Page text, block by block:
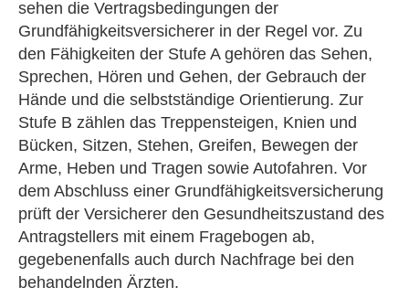
sehen die Vertragsbedingungen der
Grundfähigkeitsversicherer in der Regel vor. Zu
den Fähigkeiten der Stufe A gehören das Sehen,
Sprechen, Hören und Gehen, der Gebrauch der
Hände und die selbstständige Orientierung. Zur
Stufe B zählen das Treppensteigen, Knien und
Bücken, Sitzen, Stehen, Greifen, Bewegen der
Arme, Heben und Tragen sowie Autofahren. Vor
dem Abschluss einer Grundfähigkeitsversicherung
prüft der Versicherer den Gesundheitszustand des
Antragstellers mit einem Fragebogen ab,
gegebenenfalls auch durch Nachfrage bei den
behandelnden Ärzten.